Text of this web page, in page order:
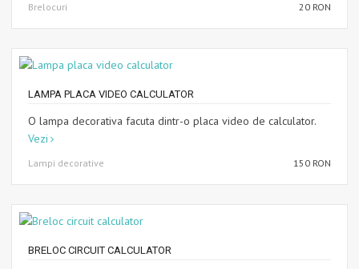
Brelocuri 20 RON
LAMPA PLACA VIDEO CALCULATOR
O lampa decorativa facuta dintr-o placa video de calculator.
Vezi
Lampi decorative 150 RON
BRELOC CIRCUIT CALCULATOR